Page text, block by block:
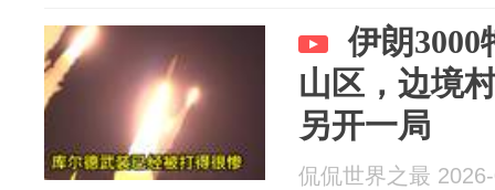
伊朗
山区，边境
另开一局
侃侃世界之最